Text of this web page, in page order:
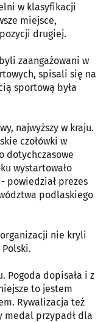
w klasyfikacji
miejsce,
drugiej.
zaangażowani w
spisali się na
sportową była
najwyższy w kraju.
czołówki w
dotychczasowe
wystartowało
powiedział prezes
podlaskiego
nie kryli
Pogoda dopisała i z
to jestem
Rywalizacja też
medal przypadł dla